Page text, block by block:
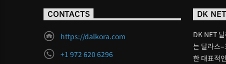
CONTACTS
https://dalkora.com
+1 972 620 6296
DK NET
DK NET
는 달라스
한 대표적